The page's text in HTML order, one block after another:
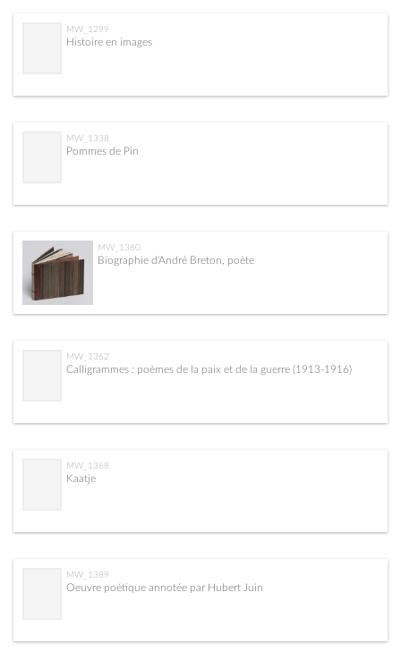
MW_1299
Histoire en images
MW_1338
Pommes de Pin
MW_1360
Biographie d'André Breton, poète
MW_1362
Calligrammes : poèmes de la paix et de la guerre (1913-1916)
MW_1368
Kaatje
MW_1389
Oeuvre poétique annotée par Hubert Juin